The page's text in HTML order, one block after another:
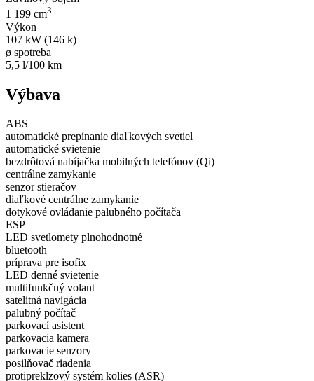
1 199 cm3
Výkon
107 kW (146 k)
ø spotreba
5,5 l/100 km
Výbava
ABS
automatické prepínanie diaľkových svetiel
automatické svietenie
bezdrôtová nabíjačka mobilných telefónov (Qi)
centrálne zamykanie
senzor stieračov
diaľkové centrálne zamykanie
dotykové ovládanie palubného počítača
ESP
LED svetlomety plnohodnotné
bluetooth
príprava pre isofix
LED denné svietenie
multifunkčný volant
satelitná navigácia
palubný počítač
parkovací asistent
parkovacia kamera
parkovacie senzory
posilňovač riadenia
protipreklzový systém kolies (ASR)